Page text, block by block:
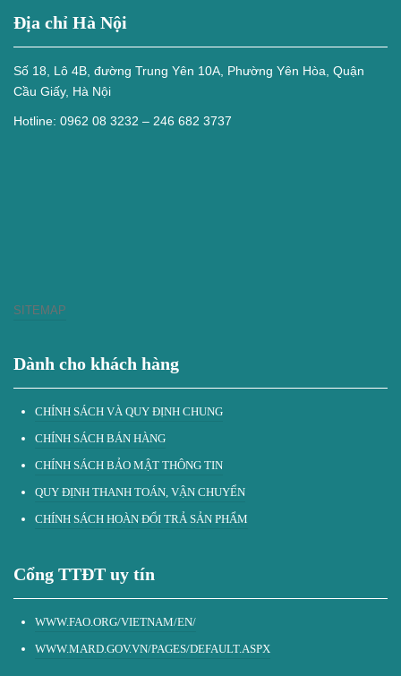
Địa chỉ Hà Nội
Số 18, Lô 4B, đường Trung Yên 10A, Phường Yên Hòa, Quận
Cầu Giấy, Hà Nội
Hotline: 0962 08 3232 – 246 682 3737
SITEMAP
Dành cho khách hàng
CHÍNH SÁCH VÀ QUY ĐỊNH CHUNG
CHÍNH SÁCH BÁN HÀNG
CHÍNH SÁCH BẢO MẬT THÔNG TIN
QUY ĐỊNH THANH TOÁN, VẬN CHUYỂN
CHÍNH SÁCH HOÀN ĐỔI TRẢ SẢN PHẨM
Cổng TTĐT uy tín
WWW.FAO.ORG/VIETNAM/EN/
WWW.MARD.GOV.VN/PAGES/DEFAULT.ASPX